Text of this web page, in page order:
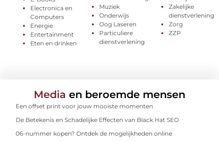
Electronica en
Computers
Energie
Entertainment
Eten en drinken
Muziek
Onderwijs
Oog Laseren
Particuliere
dienstverlening
Zakelijke
dienstverlening
Zorg
ZZP
Media en beroemde mensen
Een offset print voor jouw mooiste momenten
De Betekenis en Schadelijke Effecten van Black Hat SEO
06-nummer kopen? Ontdek de mogelijkheden online